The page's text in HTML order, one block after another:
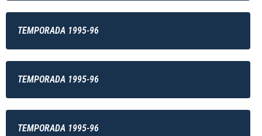
TEMPORADA 1995-96
TEMPORADA 1995-96
TEMPORADA 1995-96